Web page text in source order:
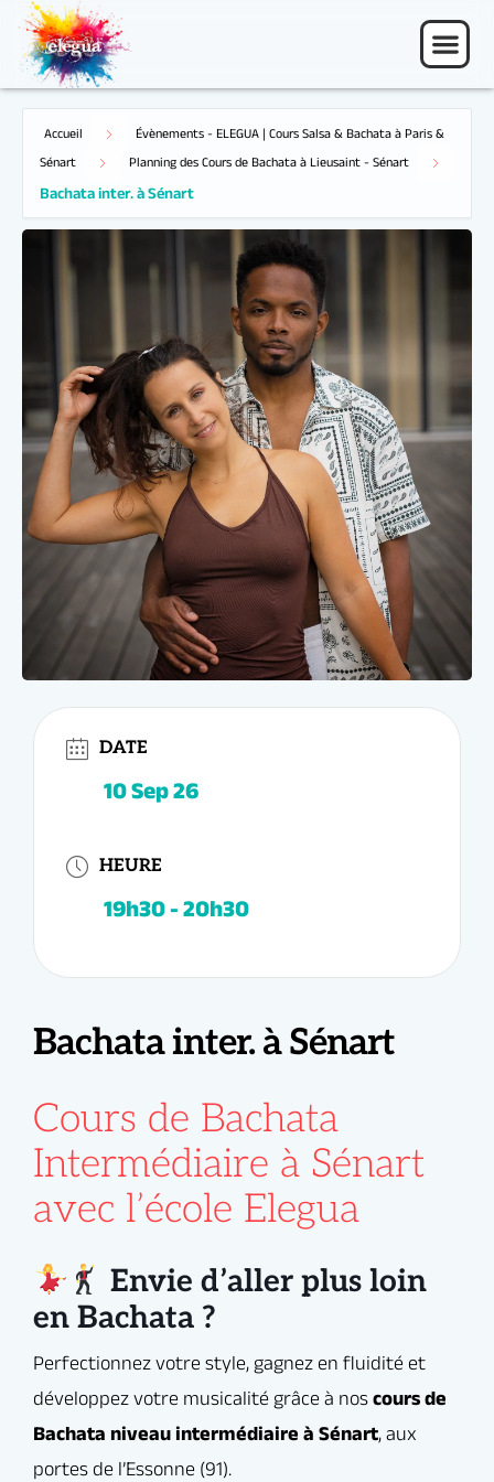
Accueil
Évènements - ELEGUA | Cours Salsa & Bachata à Paris &
Sénart
Planning des Cours de Bachata à Lieusaint - Sénart
Bachata inter. à Sénart
DATE
10 Sep 26
HEURE
19h30 - 20h30
Bachata inter. à Sénart
Cours de Bachata
Intermédiaire à Sénart
avec l’école Elegua
Envie d’aller plus loin
en Bachata ?
Perfectionnez votre style, gagnez en fluidité et
Bachata niveau intermédiaire à Sénart , aux
portes de l’Essonne (91).
Vous maîtrisez les bases ? Place maintenant aux
combinaisons plus élaborées, aux jeux de guidage,
aux variations rythmiques et à l’exploration de la
connexion avec votre partenaire.
Techniques de guidage et de
Styling hommes / femmes
accents, jeux de pieds
Travail sur la posture, la confiance